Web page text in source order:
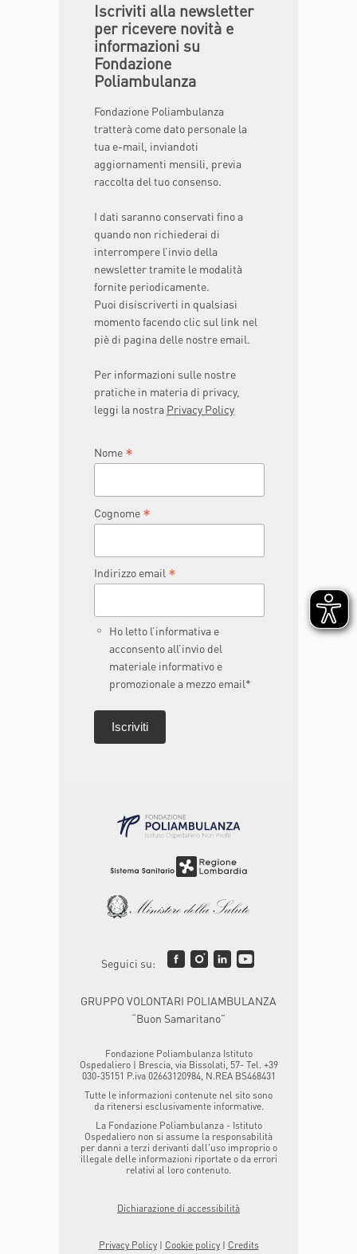
Iscriviti alla newsletter
per ricevere novità e
informazioni su
Fondazione
Poliambulanza
Fondazione Poliambulanza
tratterà come dato personale la
tua e-mail, inviandoti
aggiornamenti mensili, previa
raccolta del tuo consenso.
I dati saranno conservati fino a
quando non richiederai di
interrompere l’invio della
newsletter tramite le modalità
fornite periodicamente.
Puoi disiscriverti in qualsiasi
momento facendo clic sul link nel
piè di pagina delle nostre email.
Per informazioni sulle nostre
pratiche in materia di privacy,
leggi la nostra Privacy Policy
Nome *
Cognome *
Indirizzo email *
Ho letto l’informativa e
acconsento all’invio del
materiale informativo e
promozionale a mezzo email*
Seguici su:
GRUPPO VOLONTARI POLIAMBULANZA
“Buon Samaritano”
Fondazione Poliambulanza Istituto
Ospedaliero | Brescia, via Bissolati, 57- Tel. +39
030-35151 P.iva 02663120984, N.REA BS468431
Tutte le informazioni contenute nel sito sono
da ritenersi esclusivamente informative.
La Fondazione Poliambulanza - Istituto
Ospedaliero non si assume la responsabilità
per danni a terzi derivanti dall'uso improprio o
illegale delle informazioni riportate o da errori
relativi al loro contenuto.
Dichiarazione di accessibilità
Privacy Policy| Cookie policy| Credits